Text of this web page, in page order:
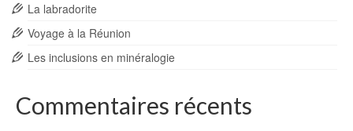
La labradorite
Voyage à la Réunion
Les inclusions en minéralogie
Commentaires récents